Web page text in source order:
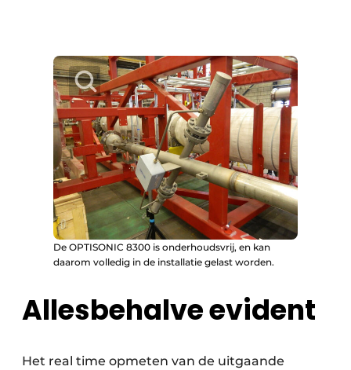
De OPTISONIC 8300 is onderhoudsvrij, en kan
daarom volledig in de installatie gelast worden.
Allesbehalve evident
Het real time opmeten van de uitgaande